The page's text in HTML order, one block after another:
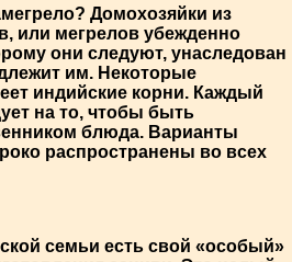
Домохозяйки из
или мегрелов убежденно
они следуют, унаследован
им. Некоторые
индийские корни. Каждый
на то, чтобы быть
блюда. Варианты
распространены во всех
семьи есть свой «особый»